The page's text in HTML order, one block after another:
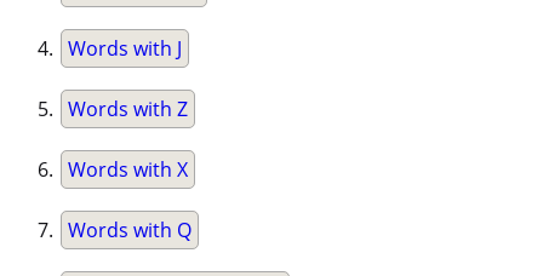
Words with J
Words with Z
Words with X
Words with Q